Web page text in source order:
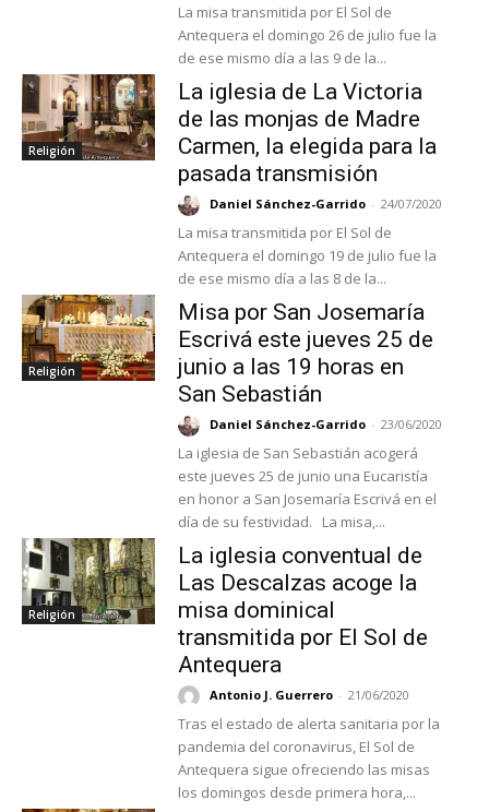
La misa transmitida por El Sol de
Antequera el domingo 26 de julio fue la
de ese mismo día a las 9 de la...
Religión
La iglesia de La Victoria
de las monjas de Madre
Carmen, la elegida para la
pasada transmisión
Daniel Sánchez-Garrido - 24/07/2020
La misa transmitida por El Sol de
Antequera el domingo 19 de julio fue la
de ese mismo día a las 8 de la...
Religión
Misa por San Josemaría
Escrivá este jueves 25 de
junio a las 19 horas en
San Sebastián
Daniel Sánchez-Garrido - 23/06/2020
La iglesia de San Sebastián acogerá
este jueves 25 de junio una Eucaristía
en honor a San Josemaría Escrivá en el
día de su festividad. La misa,...
Religión
La iglesia conventual de
Las Descalzas acoge la
misa dominical
transmitida por El Sol de
Antequera
Antonio J. Guerrero - 21/06/2020
Tras el estado de alerta sanitaria por la
pandemia del coronavirus, El Sol de
Antequera sigue ofreciendo las misas
los domingos desde primera hora,...